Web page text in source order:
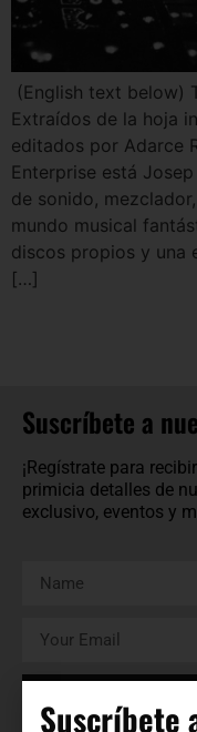
(English text below)
Extraídos de la hoja
editados por Adarce
Enterprise está
de sonido,
mundo musical
discos propios y una
[…]
Suscríbete a
¡Regístrate para
primicia detalles de
exclusivo, eventos y
Suscríbete